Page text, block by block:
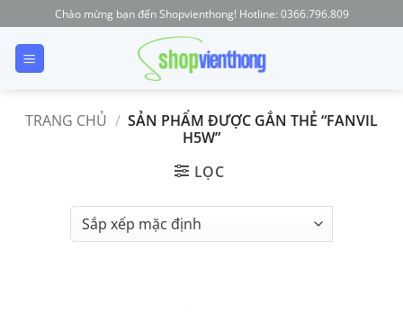
to
content
Chào mừng bạn đến Shopvienthong! Hotline: 0366.796.809
TRANG CHỦ / SẢN PHẨM ĐƯỢC GẮN THẺ “FANVIL
H5W”
LỌC